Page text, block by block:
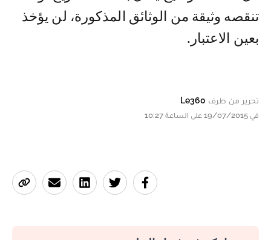
تنقصه وثيقة من الوثائق المذكورة، لن يؤخذ
بعين الاعتبار.
تحرير من طرف Le360
في 19/07/2015 على الساعة 10:27